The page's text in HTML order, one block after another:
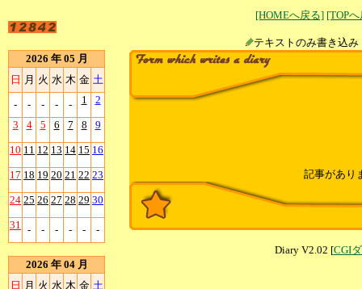
[HOMEへ戻る] [TOP
テキストのみ書
2026 年 05 月
日 月 火 水 木 金 土
- - - - - 1 2
3 4 5 6 7 8 9
10 11 12 13 14 15 16
17 18 19 20 21 22 23
24 25 26 27 28 29 30
31 - - - - - -
2026 年 04 月
日 月 火 水 木 金 土
記事があり
Diary V2.02 [CGI